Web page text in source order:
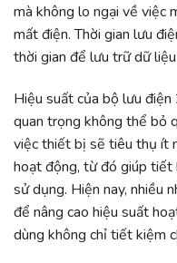
mà không lo ngại về việc
mất điện. Thời gian lưu
thời gian để lưu trữ dữ
Hiệu suất của bộ lưu
quan trọng không thể bỏ
việc thiết bị sẽ tiêu thụ ít
hoạt động, từ đó giúp tiết
sử dụng. Hiện nay, nhiều
để nâng cao hiệu suất
dùng không chỉ tiết kiệm